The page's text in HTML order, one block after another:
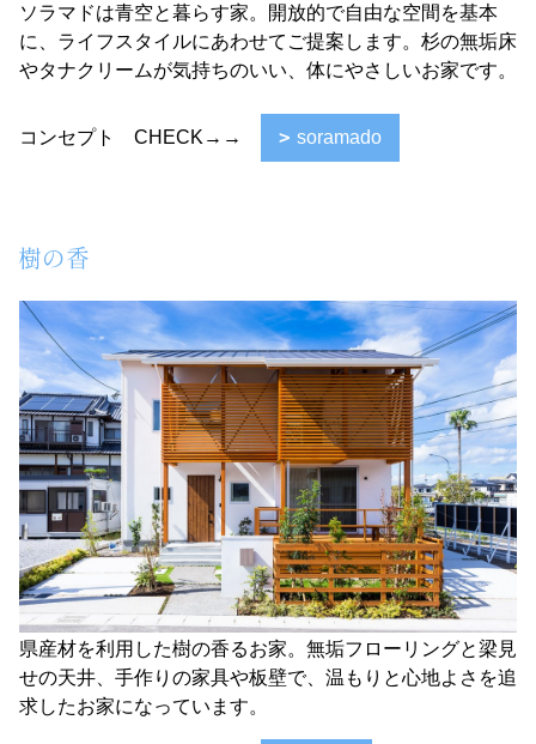
ソラマドは青空と暮らす家。開放的で自由な空間を基本
に、ライフスタイルにあわせてご提案します。杉の無垢床
やタナクリームが気持ちのいい、体にやさしいお家です。
コンセプト CHECK→→ soramado
樹の香
県産材を利用した樹の香るお家。無垢フローリングと梁見
せの天井、手作りの家具や板壁で、温もりと心地よさを追
求したお家になっています。